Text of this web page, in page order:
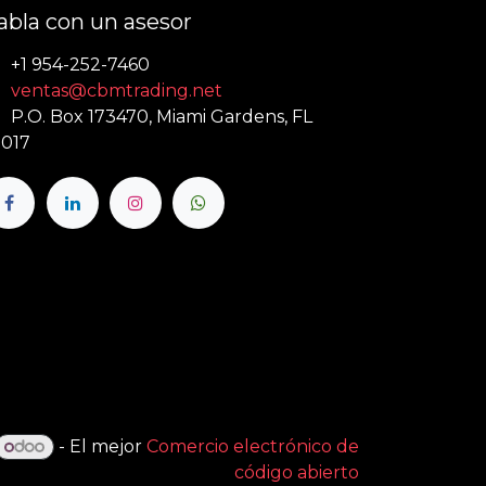
con un asesor
+1 954-252-7460
ventas@cbmtrading.net
P.O. Box 173470, Miami Gardens, FL
- El mejor Comercio electrónico de
código abierto